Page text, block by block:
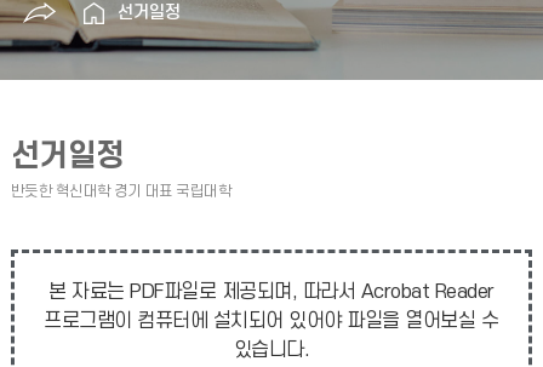
선거일정
선거일정
본 자료는 PDF파일로 제공되며, 따라서 Acrobat Reader
프로그램이 컴퓨터에 설치되어 있어야 파일을 열어보실 수
있습니다.